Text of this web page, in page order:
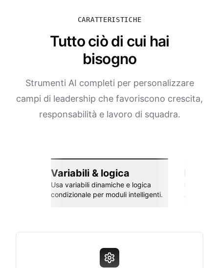
CARATTERISTICHE
Tutto ciò di cui hai
bisogno
Strumenti AI completi per personalizzare
campi di leadership che favoriscono crescita,
responsabilità e lavoro di squadra.
Variabili & logica
Usa variabili dinamiche e logica
condizionale per moduli intelligenti.